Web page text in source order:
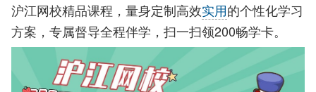
沪江网校精品课程，量身定制高效实用的个性化学习
方案，专属督导全程伴学，扫一扫领200畅学卡。